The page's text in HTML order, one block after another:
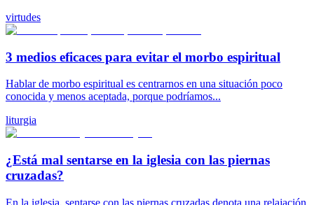
virtudes
3 medios eficaces para evitar el morbo espiritual
Hablar de morbo espiritual es centrarnos en una situación poco
conocida y menos aceptada, porque podríamos...
liturgia
¿Está mal sentarse en la iglesia con las piernas
cruzadas?
En la iglesia, sentarse con las piernas cruzadas denota una relajación